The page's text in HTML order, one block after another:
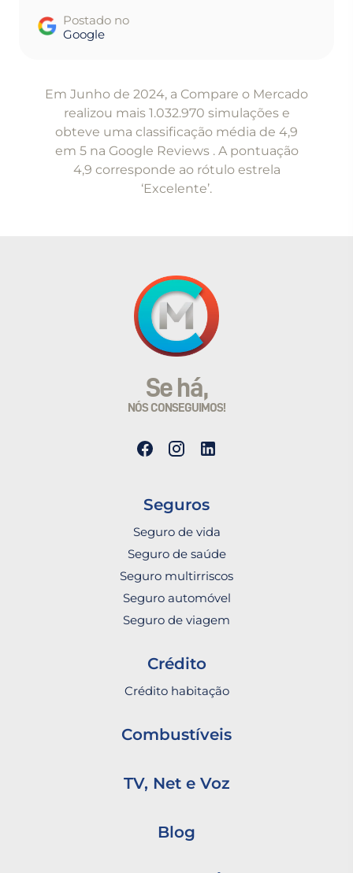
Postado no
Google
Em Junho de 2024, a Compare o Mercado
realizou mais 1.032.970 simulações e
obteve uma classificação média de 4,9
em 5 na Google Reviews . A pontuação
4,9 corresponde ao rótulo estrela
‘Excelente’.
Se há,
NÓS CONSEGUIMOS!
Seguros
Seguro de vida
Seguro de saúde
Seguro multirriscos
Seguro automóvel
Seguro de viagem
Crédito
Crédito habitação
Combustíveis
TV, Net e Voz
Blog